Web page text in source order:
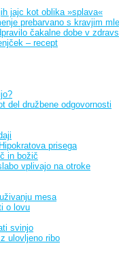
jajc kot oblika »splava«
prebarvano s kravjim
čakalne dobe v
– recept
del družbene odgovornosti
prisega
in božič
vplivajo na otroke
mesa
o lovu
svinjo
ulovljeno ribo